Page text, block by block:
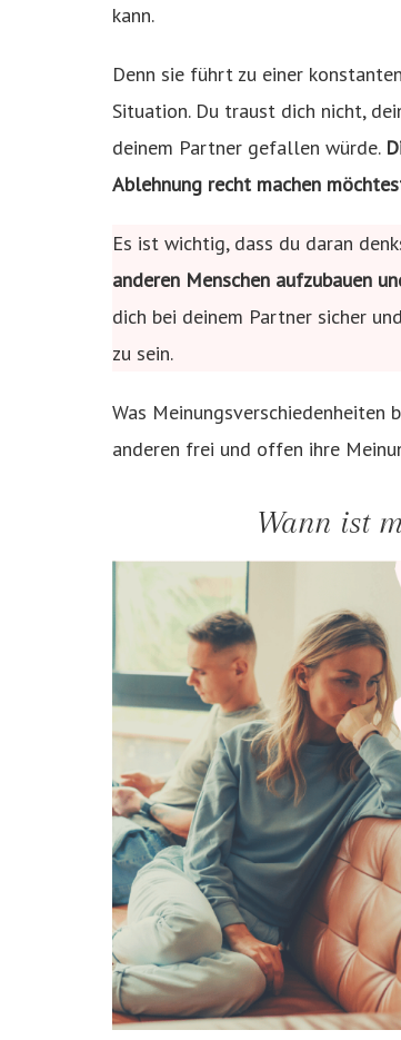
kann.
Denn sie führt zu einer
Situation. Du traust dich nicht,
deinem Partner gefallen würde.
Ablehnung recht machen
Es ist wichtig, dass du daran
anderen Menschen aufzubauen
dich bei deinem Partner sicher
zu sein.
Was
anderen frei und offen ihre
Wann ist